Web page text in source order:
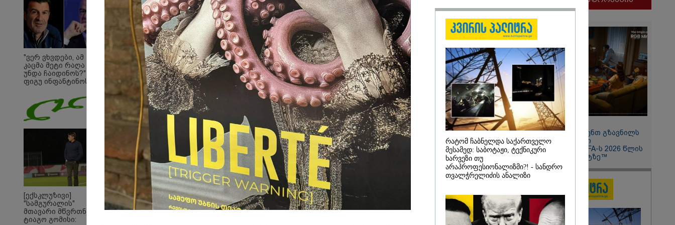
დანაშაულის ტოლფასი" -
ეკა კუპატაძე ნანუკა
ჟორჟოლიანს
09:33 / 05-08-2026
"მამის მიერ ცოტნესთვის
დატოვებულ სახლში
თვითნებურად ცხოვრობს
ადამიანი, რომელიც
ზვიადის ანდერძში ერთი
სიტყვითაც კი არ არის
მოხსენიებული" - ანა
ჯაბაური
09:32 / 05-08-2026
"4 დღე უწყლოდ და
უპუროდ გაატარეს, მათ
სიცოცხლე დავუბრუნეთ" -
ქართველი მეზღვაური
წერს, რომ 36 მიგრანტი,
მათ შორის, ორსული
გოგონა გადაარჩინა
12:20 / 04-08-2026
"როცა კანონიკიდან
გამომდინარე,
"15 წლის წინ ჩადენილი
დანაშაული, 5-ჯერ
შეცვლილი მოსამართლე,
11:13 / 05-08-2026
Hisense წარმოგიდგენთ გზავნილს
"ინოვაციები უკეთესი
ცხოვრებისათვის" FIFA-ს 2026 წლის
მსოფლიო ჩემპიონატზე™
"ვერ ვხვდები, ამ
კაცმა მეტი რაღა
უნდა ჩაიდინოს?" -
ფიგუ ინფანტინოს
მოითხოვს
[ექსკლუზივი]
"სამგურალის"
მთავარი მწვრთნელი
ტიაგო გომისი:
რატომ ჩაბნელდა საქართველო
მესამედ: საბოტაჟი, ტექნიკური
ხარვეზი თუ
არაპროფესიონალიზმი?! - სანდრო
თვალჭრელიძის ანალიზი